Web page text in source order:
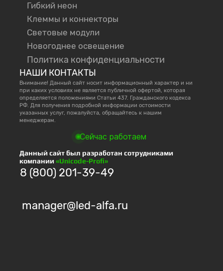
Гибкий неон
Клеммы и коннекторы
Световые модули
Новогоднее освещение
Политика конфиденциальности
НАШИ КОНТАКТЫ
Внимание! Данный сайт носит информационный характер и ни
при каких условиях не является публичной офертой, которая
определяется положениями Статьи 437. Гражданского кодекса
РФ. Для получения подробной информации остоимости
указанных услуг, пожалуйста, обращайтесь к нашим
менеджерам.
Сейчас работаем
Данный сайт был разработан сотрудниками
компании «Unicode-Profi»
8 (800) 201-39-49
manager@led-alfa.ru